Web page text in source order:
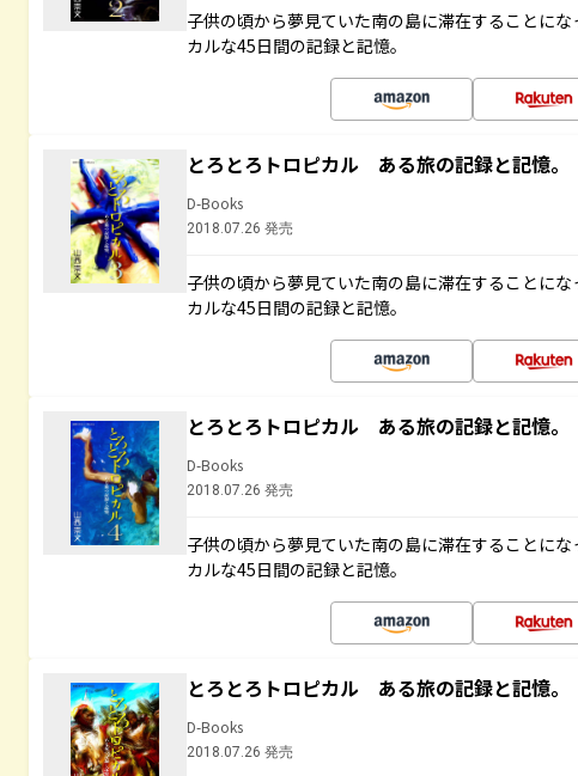
子供の頃から夢見ていた南の島に滞在することに
カルな45日間の記録と記憶。
とろとろトロピカル ある旅の記録と記憶
D-Books
2018.07.26 発売
子供の頃から夢見ていた南の島に滞在することに
カルな45日間の記録と記憶。
とろとろトロピカル ある旅の記録と記憶
D-Books
2018.07.26 発売
子供の頃から夢見ていた南の島に滞在することに
カルな45日間の記録と記憶。
とろとろトロピカル ある旅の記録と記憶
D-Books
2018.07.26 発売